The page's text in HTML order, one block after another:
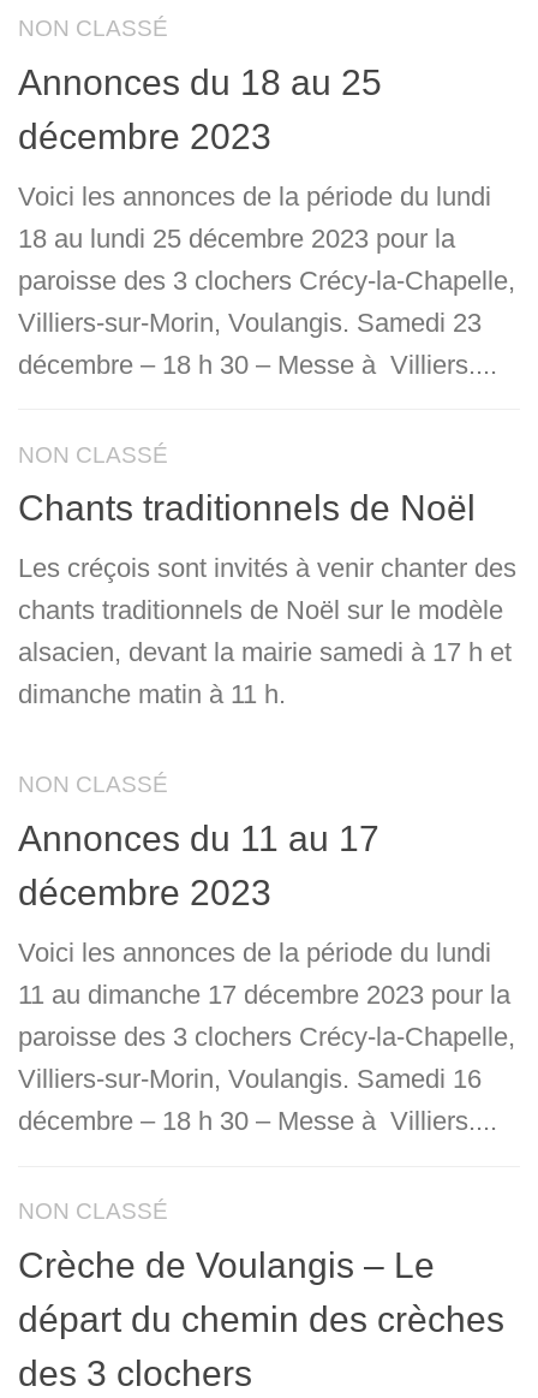
NON CLASSÉ
Annonces du 18 au 25
décembre 2023
Voici les annonces de la période du lundi
18 au lundi 25 décembre 2023 pour la
paroisse des 3 clochers Crécy-la-Chapelle,
Villiers-sur-Morin, Voulangis. Samedi 23
décembre – 18 h 30 – Messe à Villiers....
NON CLASSÉ
Chants traditionnels de Noël
Les créçois sont invités à venir chanter des
chants traditionnels de Noël sur le modèle
alsacien, devant la mairie samedi à 17 h et
dimanche matin à 11 h.
NON CLASSÉ
Annonces du 11 au 17
décembre 2023
Voici les annonces de la période du lundi
11 au dimanche 17 décembre 2023 pour la
paroisse des 3 clochers Crécy-la-Chapelle,
Villiers-sur-Morin, Voulangis. Samedi 16
décembre – 18 h 30 – Messe à Villiers....
NON CLASSÉ
Crèche de Voulangis – Le
départ du chemin des crèches
des 3 clochers